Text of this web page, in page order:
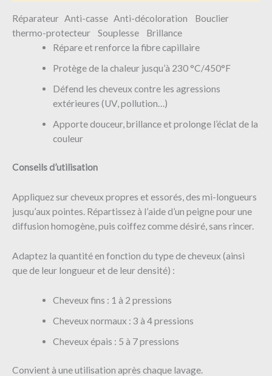
Réparateur Anti-casse Anti-décoloration Bouclier
thermo-protecteur Souplesse Brillance
Répare et renforce la fibre capillaire
Protège de la chaleur jusqu’à 230 °C/450°F
Défend les cheveux contre les agressions
extérieures (UV, pollution…)
Apporte douceur, brillance et prolonge l’éclat de la
couleur
Conseils d’utilisation
Appliquez sur cheveux propres et essorés, des mi-longueurs
jusqu’aux pointes. Répartissez à l’aide d’un peigne pour une
diffusion homogène, puis coiffez comme désiré, sans rincer.
Adaptez la quantité en fonction du type de cheveux (ainsi
que de leur longueur et de leur densité) :
Cheveux fins : 1 à 2 pressions
Cheveux normaux : 3 à 4 pressions
Cheveux épais : 5 à 7 pressions
Convient à une utilisation après chaque lavage.